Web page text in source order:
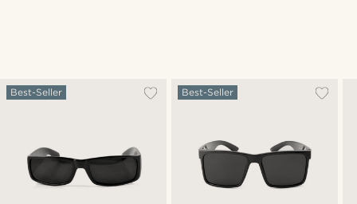
Best-Seller Best-Seller